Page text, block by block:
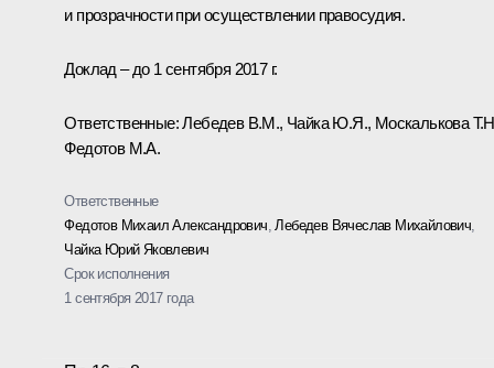
и прозрачности при осуществлении правосудия.
Доклад – до 1 сентября 2017 г.
Ответственные: Лебедев В.М., Чайка Ю.Я., Москалькова
Федотов М.А.
Ответственные
Федотов Михаил Александрович Лебедев Вячеслав Михайлович
Чайка Юрий Яковлевич
Срок исполнения
1 сентября 2017 года